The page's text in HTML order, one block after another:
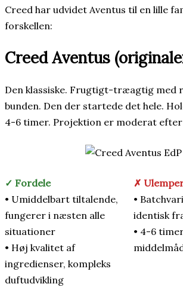
Creed har udvidet Aventus til en lille
forskellen:
Creed Aventus
Den klassiske. Frugtigt-træagtig med
bunden. Den der startede det hele.
4-6 timer. Projektion er moderat
✓ Fordele
• Umiddelbart tiltalende,
fungerer i næsten alle
situationer
• Høj kvalitet af
ingredienser, kompleks
duftudvikling
✗
•
identisk
• 4-6